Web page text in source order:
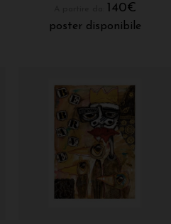
140€
poster disponibile